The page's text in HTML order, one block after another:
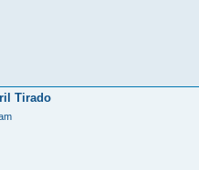
Tirado